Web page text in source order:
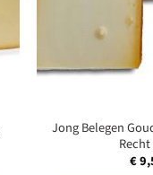
Jong Belegen
€